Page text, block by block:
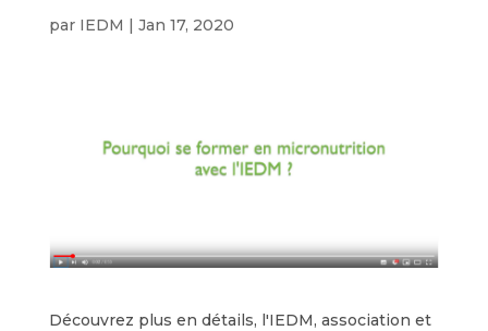
par IEDM | Jan 17, 2020
Découvrez plus en détails, l'IEDM, association et